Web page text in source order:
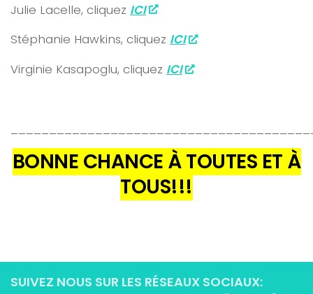
Julie Lacelle, cliquez ICI
Stéphanie Hawkins, cliquez ICI
Virginie Kasapoglu, cliquez ICI
BONNE CHANCE À TOUTES ET À
TOUS!!!
SUIVEZ NOUS SUR LES RÉSEAUX SOCIAUX: